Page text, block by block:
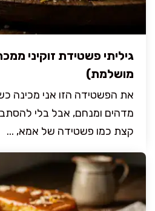
גיליתי פשטידת זוקיני
מושלמת)
את הפשטידה הזו אני מכינה
מדהים ומנחם, אבל בלי
קצת כמו פשטידה של אמא, ...